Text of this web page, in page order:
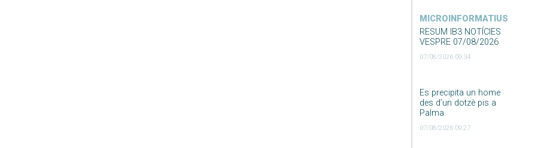
MICROINFORMATIUS
RESUM IB3 NOTÍCIES
VESPRE 07/08/2026
07/08/2026 09:34
Es precipita un home
des d’un dotzè pis a
Palma
07/08/2026 09:27